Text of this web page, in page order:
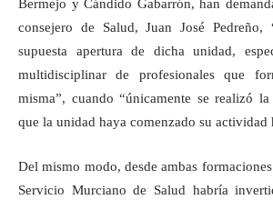
Bermejo y Cándido Gabarrón, han
consejero de Salud, Juan José Pedreño,
supuesta apertura de dicha unidad,
multidisciplinar de profesionales que
misma”, cuando “únicamente se realizó
que la unidad haya comenzado su actividad
Del mismo modo, desde ambas
Servicio Murciano de Salud habría